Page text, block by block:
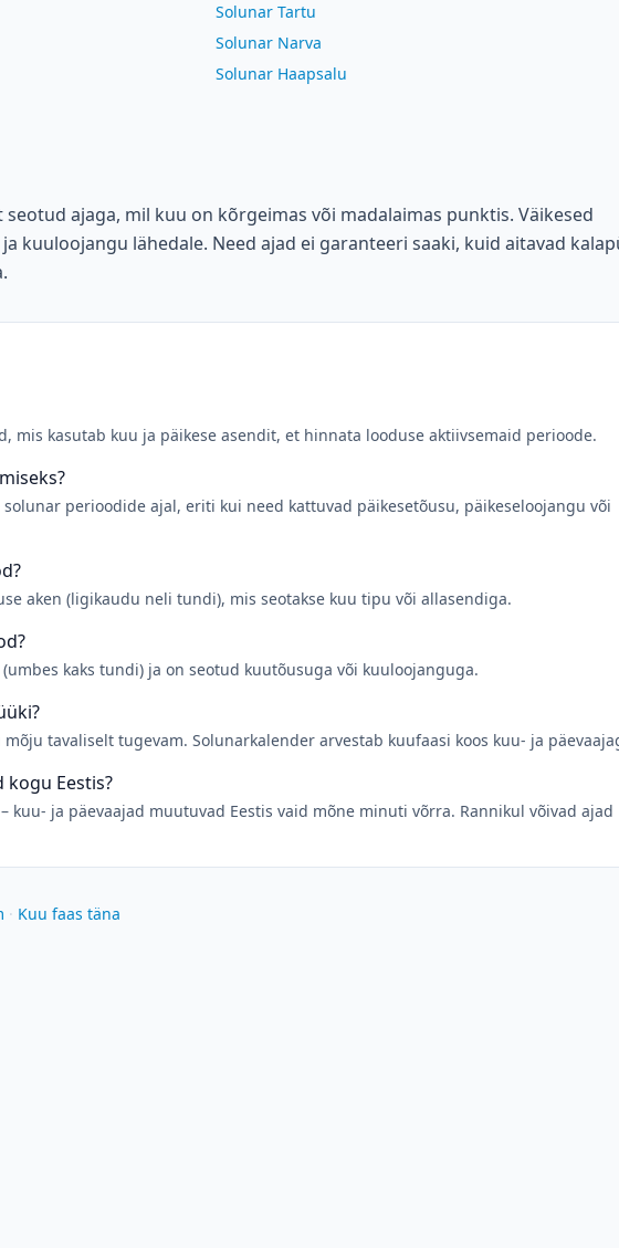
Solunar Tartu
Solunar Narva
Solunar Haapsalu
ajaga, mil kuu on kõrgeimas või madalaimas punktis. Väikesed
kuuloojangu lähedale. Need ajad ei garanteeri saaki, kuid aitavad
mis kasutab kuu ja päikese asendit, et hinnata looduse aktiivsemaid perioode.
perioodide ajal, eriti kui need kattuvad päikesetõusu, päikeseloojangu või
aken (ligikaudu neli tundi), mis seotakse kuu tipu või allasendiga.
kaks tundi) ja on seotud kuutõusuga või kuuloojanguga.
tavaliselt tugevam. Solunarkalender arvestab kuufaasi koos kuu- ja
kogu Eestis?
kuu- ja päevaajad muutuvad Eestis vaid mõne minuti võrra. Rannikul võivad ajad
· Kuu faas täna